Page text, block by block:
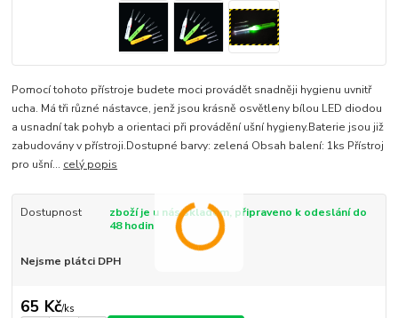
Pomocí tohoto přístroje budete moci provádět snadněji hygienu uvnitř
ucha. Má tři různé nástavce, jenž jsou krásně osvětleny bílou LED diodou
a usnadní tak pohyb a orientaci při provádění ušní hygieny.Baterie jsou již
zabudovány v přístroji.Dostupné barvy: zelená Obsah balení: 1ks Přístroj
pro ušní... celý popis
Dostupnost
zboží je u nás skladem, připraveno k odeslání do
48 hodin
Nejsme plátci DPH
65 Kč/ks